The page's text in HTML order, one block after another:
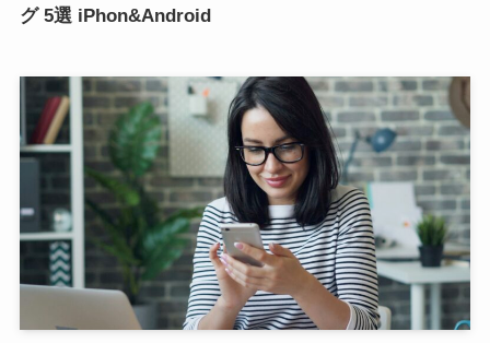
グ 5選 iPhon&Android